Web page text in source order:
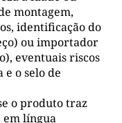
montagem,
identificação do
ou importador
eventuais riscos
o selo de
o produto traz
em língua